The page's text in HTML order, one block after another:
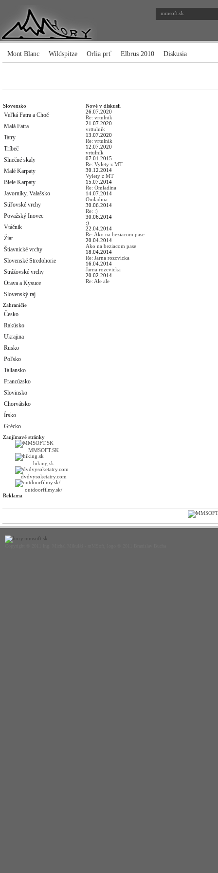
mmsoft.sk
Mont Blanc Wildspitze Orlia prť Elbrus 2010 Diskusia
Slovensko
Veľká Fatra a Choč
Malá Fatra
Tatry
Tríbeč
Slnečné skaly
Malé Karpaty
Biele Karpaty
Javorníky, Valašsko
Súľovské vrchy
Považský Inovec
Vtáčnik
Žiar
Štiavnické vrchy
Slovenské Stredohorie
Strážovské vrchy
Orava a Kysuce
Slovenský raj
Zahraničie
Česko
Rakúsko
Ukrajina
Rusko
Poľsko
Taliansko
Francúzsko
Slovinsko
Chorvátsko
Írsko
Grécko
Zaujímavé stránky
MMSOFT.SK
hiking.sk
dvdvysoketatry.com
outdoorfilmy.sk/
Reklama
Nové v diskusii
26.07.2020
Re: vrtulnik
21.07.2020
vrttulnik
13.07.2020
Re: vrtulník
12.07.2020
vrtulník
07.01.2015
Re: Vylety z MT
30.12.2014
Vylety z MT
15.07.2014
Re: Omladina
14.07.2014
Omladina
30.06.2014
Re: :)
30.06.2014
:)
22.04.2014
Re: Ako na beziacom pase
20.04.2014
Ako na beziacom pase
18.04.2014
Re: Jarna rozcvicka
16.04.2014
Jarna rozcvicka
20.02.2014
Re: Ale ale